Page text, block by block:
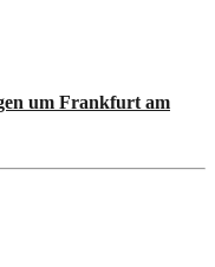
um Frankfurt am